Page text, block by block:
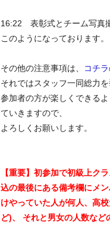
16:22 表彰式とチーム写真
このようになっております。
その他の注意事項は、 コチ
それではスタッフ一同総力を
参加者の方が楽しくできる
ていきますので、
よろしくお願いします。
【重要】初参加で初級上ク
込の最後にある備考欄にメ
けやっていた人が何人、高
ど)、 それと男女の人数など